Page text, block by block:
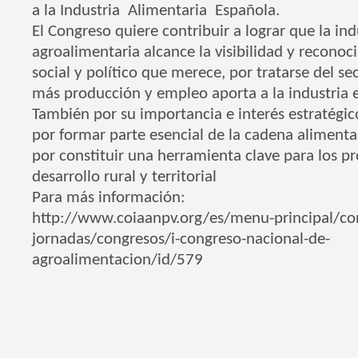
a la Industria Alimentaria Española.
El Congreso quiere contribuir a lograr que la
agroalimentaria alcance la visibilidad y
social y político que merece, por tratarse del
más producción y empleo aporta a la industria
También por su importancia e interés
por formar parte esencial de la cadena
por constituir una herramienta clave para los
desarrollo rural y territorial
Para más información:
http://www.coiaanpv.org/es/menu-principal/
jornadas/congresos/i-congreso-nacional-de-
agroalimentacion/id/579